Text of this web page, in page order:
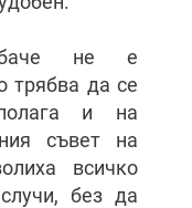
не е
трябва да се
и на
съвет на
всичко
без да